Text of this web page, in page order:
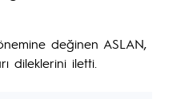
değinen ASLAN,
dileklerini iletti.